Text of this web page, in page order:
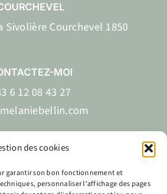
des cookies
garantir son bon fonctionnement et
personnaliser l'affichage des pages
Sivolière Courchevel 1850
MOI
6 12 08 43 27
EN FR